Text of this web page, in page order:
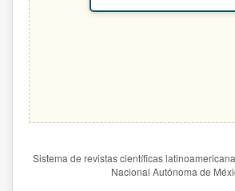
Sistema de revistas científicas
Nacional Autónoma de